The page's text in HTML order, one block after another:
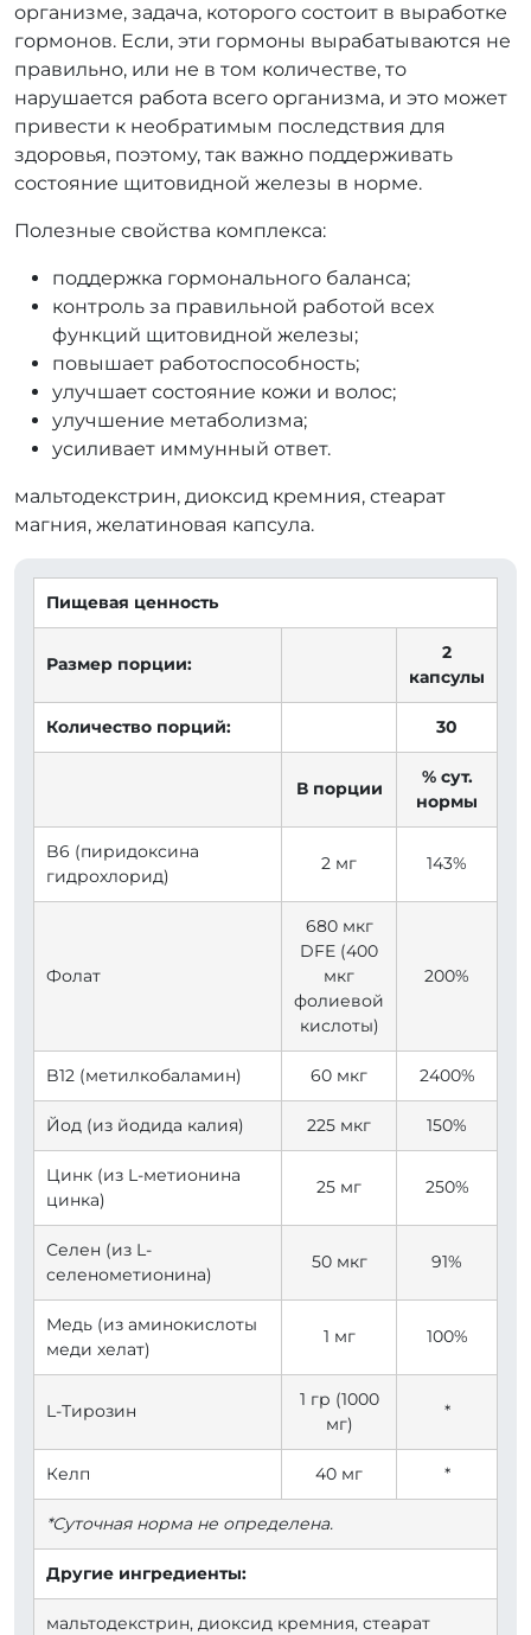
организме, задача, которого состоит в выработке
гормонов. Если, эти гормоны вырабатываются не
правильно, или не в том количестве, то
нарушается работа всего организма, и это может
привести к необратимым последствия для
здоровья, поэтому, так важно поддерживать
состояние щитовидной железы в норме.
Полезные свойства комплекса:
поддержка гормонального баланса;
контроль за правильной работой всех
функций щитовидной железы;
повышает работоспособность;
улучшает состояние кожи и волос;
улучшение метаболизма;
усиливает иммунный ответ.
мальтодекстрин, диоксид кремния, стеарат
магния, желатиновая капсула.
Пищевая ценность
Размер порции:
2
капсулы
Количество порций: 30
В порции
% сут.
нормы
B6 (пиридоксина
гидрохлорид)
2 мг 143%
Фолат
680 мкг
DFE (400
мкг
фолиевой
кислоты)
200%
B12 (метилкобаламин) 60 мкг 2400%
Йод (из йодида калия) 225 мкг 150%
Цинк (из L-метионина
цинка)
25 мг 250%
Селен (из L-
селенометионина)
50 мкг 91%
Медь (из аминокислоты
меди хелат)
1 мг 100%
L-Тирозин
1 гр (1000
мг)
*
Келп 40 мг *
*Суточная норма не определена.
Другие ингредиенты:
мальтодекстрин, диоксид кремния, стеарат